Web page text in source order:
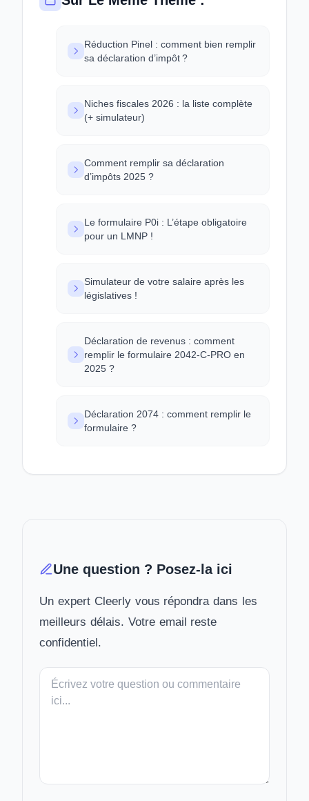
Réduction Pinel : comment bien remplir
sa déclaration d’impôt ?
Niches fiscales 2026 : la liste complète
(+ simulateur)
Comment remplir sa déclaration
d’impôts 2025 ?
Le formulaire P0i : L’étape obligatoire
pour un LMNP !
Simulateur de votre salaire après les
législatives !
Déclaration de revenus : comment
remplir le formulaire 2042-C-PRO en
2025 ?
Déclaration 2074 : comment remplir le
formulaire ?
Une question ? Posez-la ici
Un expert Cleerly vous répondra dans les
meilleurs délais. Votre email reste
confidentiel.
Votre
message